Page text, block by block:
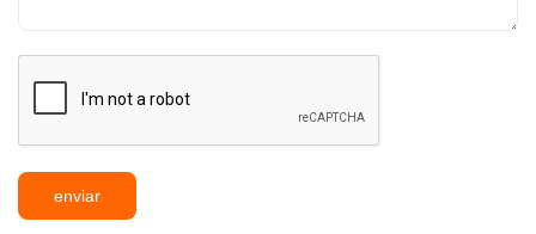
enviar